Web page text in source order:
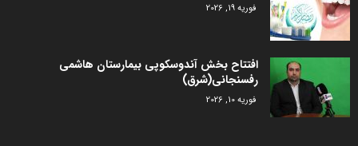
فوریه 19, 2026
افتتاح بخش آندوسکوپی بیمارستان هاشمی
رفسنجانی(شرق)
فوریه 10, 2026